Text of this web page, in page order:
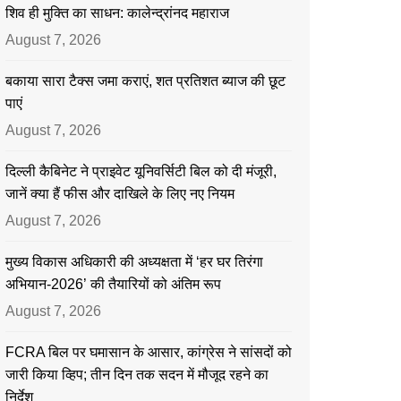
शिव ही मुक्ति का साधन: कालेन्द्रांनद महाराज
August 7, 2026
बकाया सारा टैक्स जमा कराएं, शत प्रतिशत ब्याज की छूट
पाएं
August 7, 2026
दिल्ली कैबिनेट ने प्राइवेट यूनिवर्सिटी बिल को दी मंजूरी,
जानें क्या हैं फीस और दाखिले के लिए नए नियम
August 7, 2026
मुख्य विकास अधिकारी की अध्यक्षता में ‘हर घर तिरंगा
अभियान-2026’ की तैयारियों को अंतिम रूप
August 7, 2026
FCRA बिल पर घमासान के आसार, कांग्रेस ने सांसदों को
जारी किया व्हिप; तीन दिन तक सदन में मौजूद रहने का
निर्देश